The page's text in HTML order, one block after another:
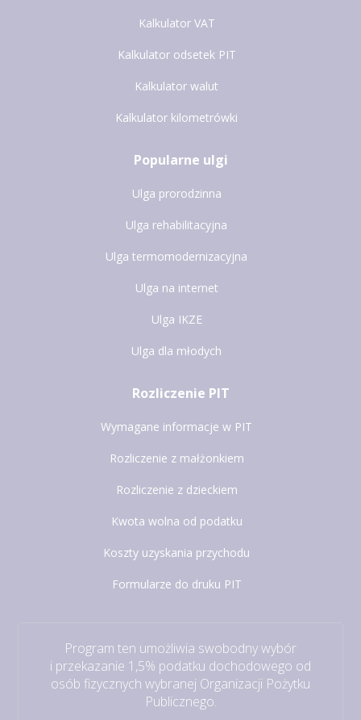
Kalkulator VAT
Kalkulator odsetek PIT
Kalkulator walut
Kalkulator kilometrówki
Popularne ulgi
Ulga prorodzinna
Ulga rehabilitacyjna
Ulga termomodernizacyjna
Ulga na internet
Ulga IKZE
Ulga dla młodych
Rozliczenie PIT
Wymagane informacje w PIT
Rozliczenie z małżonkiem
Rozliczenie z dzieckiem
Kwota wolna od podatku
Koszty uzyskania przychodu
Formularze do druku PIT
Program ten umożliwia swobodny wybór
i przekazanie 1,5% podatku dochodowego od
osób fizycznych wybranej Organizacji Pożytku
Publicznego.